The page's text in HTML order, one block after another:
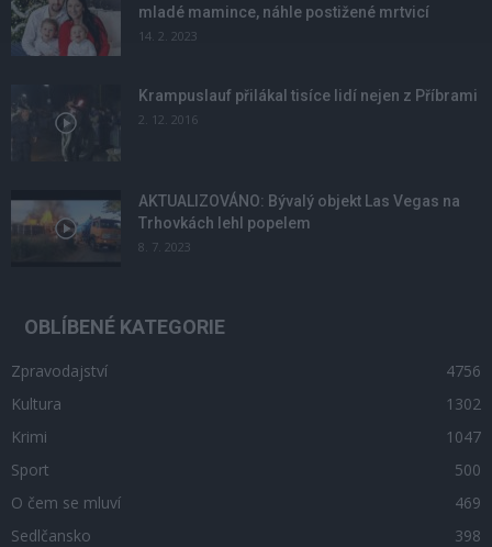
mladé mamince, náhle postižené mrtvicí
14. 2. 2023
Krampuslauf přilákal tisíce lidí nejen z Příbrami
2. 12. 2016
AKTUALIZOVÁNO: Bývalý objekt Las Vegas na
Trhovkách lehl popelem
8. 7. 2023
OBLÍBENÉ KATEGORIE
Zpravodajství
4756
Kultura
1302
Krimi
1047
Sport
500
O čem se mluví
469
Sedlčansko
398